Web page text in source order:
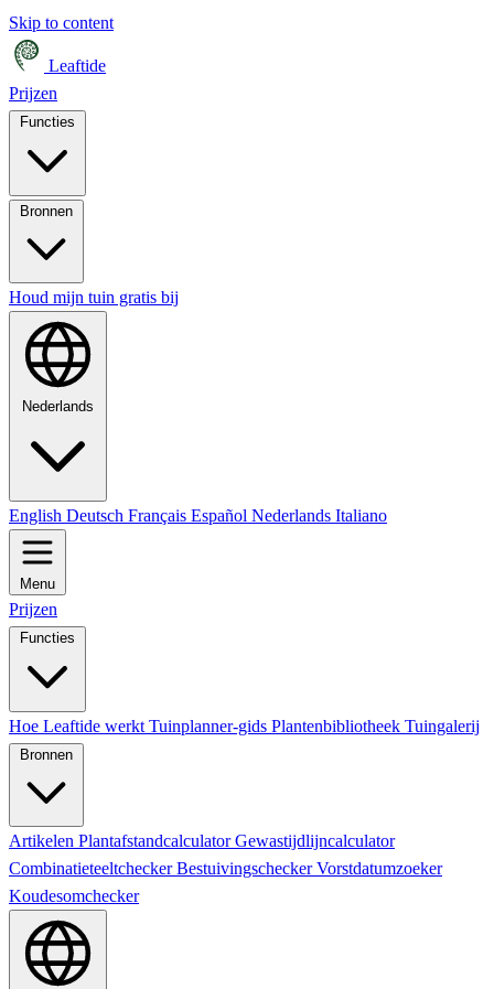
Skip to content
Leaftide
Prijzen
Houd mijn tuin gratis bij
Nederlands
English Deutsch Français Español Nederlands Italiano
Menu
Prijzen
Functies
Hoe Leaftide werkt Tuinplanner-gids Plantenbibliotheek Tuingalerij
Bronnen
Artikelen PlantafstandcalculatorGewastijdlijncalculator
CombinatieteeltcheckerBestuivingscheckerVorstdatumzoeker
Koudesomchecker